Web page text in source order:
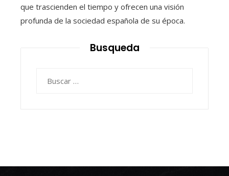
que trascienden el tiempo y ofrecen una visión
profunda de la sociedad española de su época.
Busqueda